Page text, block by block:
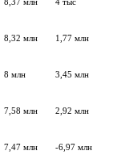
8,32 млн 1,77 млн
8 млн 3,45 млн
7,58 млн 2,92 млн
7,47 млн -6,97 млн